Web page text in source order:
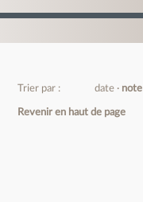
Trier par : date note
Revenir en haut de page